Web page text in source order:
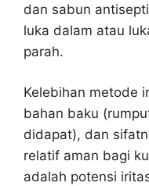
dan sabun
luka dalam atau
parah.
Kelebihan metode
bahan baku
didapat), dan
relatif aman bagi
adalah potensi